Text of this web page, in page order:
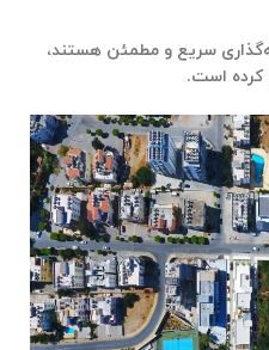
سریع و مطمئن هستند،
کرده است.